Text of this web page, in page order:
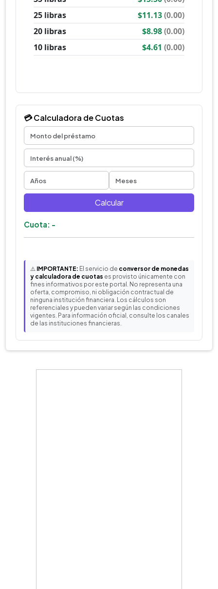
💳 Calculadora de Cuotas
Calcular
Cuota: -
⚠️ IMPORTANTE: El servicio de conversor de monedas
y calculadora de cuotas es provisto únicamente con
fines informativos por este portal. No representa una
oferta, compromiso, ni obligación contractual de
ninguna institución financiera. Los cálculos son
referenciales y pueden variar según las condiciones
vigentes. Para información oficial, consulte los canales
de las instituciones financieras.